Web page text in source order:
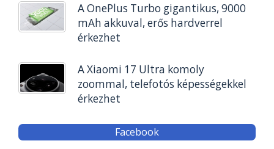
A OnePlus Turbo gigantikus, 9000
mAh akkuval, erős hardverrel
érkezhet
A Xiaomi 17 Ultra komoly
zoommal, telefotós képességekkel
érkezhet
Facebook